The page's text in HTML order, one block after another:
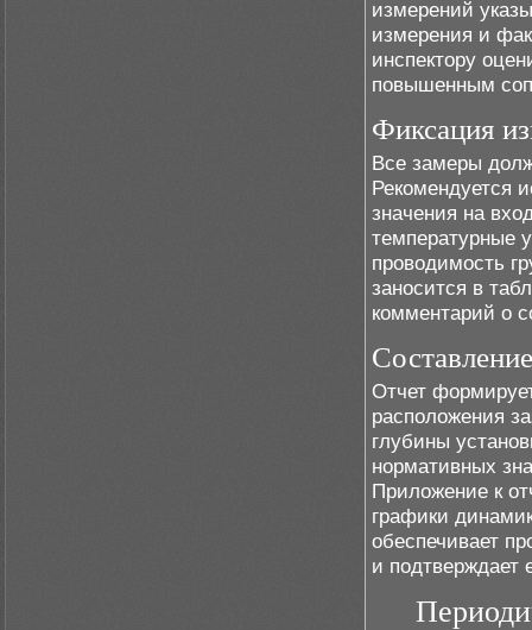
измерений
измерения и
инспектору
повышенным
Фиксация
Все замеры
Рекомендуется
значения на
температурные
проводимость
заносится в
комментарий о
Отчет
расположения
глубины
нормативных
Приложение к
графики
обеспечивает
и подтверждает